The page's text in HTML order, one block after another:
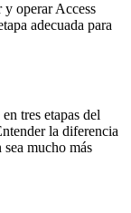
y operar Access
adecuada para
tres etapas del
la diferencia
mucho más